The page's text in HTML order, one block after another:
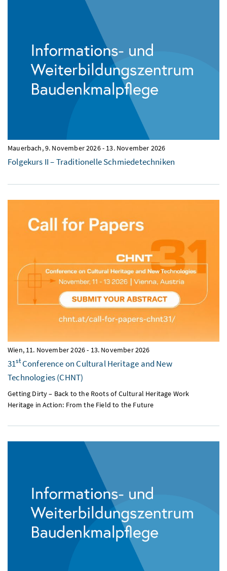
Mauerbach,9. November 2026- 13. November 2026
Folgekurs II – Traditionelle Schmiedetechniken
Wien, 11. November 2026- 13. November 2026
31stConference on Cultural Heritage and New
Technologies (CHNT)
Getting Dirty – Back to the Roots of Cultural Heritage Work
Heritage in Action: From the Field to the Future